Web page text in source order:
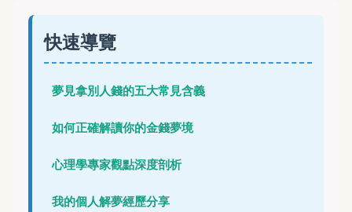
快速導覽
夢見拿別人錢的五大常見含義
如何正確解讀你的金錢夢境
心理學專家觀點深度剖析
我的個人解夢經歷分享